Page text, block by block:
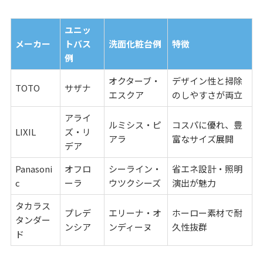
メーカー
ユニッ
トバス
例
洗面化粧台例 特徴
TOTO サザナ
オクターブ・
エスクア
デザイン性と掃除
のしやすさが両立
LIXIL
アライ
ズ・リ
デア
ルミシス・ピ
アラ
コスパに優れ、豊
富なサイズ展開
Panasoni
c
オフロ
ーラ
シーライン・
ウツクシーズ
省エネ設計・照明
演出が魅力
タカラス
タンダー
ド
プレデ
ンシア
エリーナ・オ
ンディーヌ
ホーロー素材で耐
久性抜群